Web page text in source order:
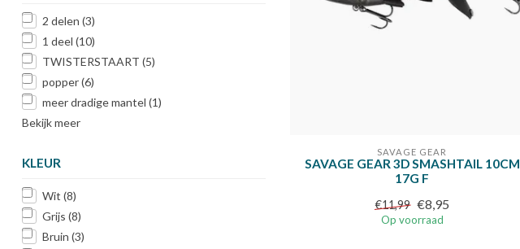
2 delen (3)
1 deel (10)
TWISTERSTAART (5)
popper(6)
meer dradige mantel (1)
Bekijk meer
KLEUR
Wit (8)
Grijs (8)
Bruin (3)
SAVAGE GEAR
SAVAGE GEAR 3D SMASHTAIL 10CM
17G F
€11,99 €8,95
Op voorraad